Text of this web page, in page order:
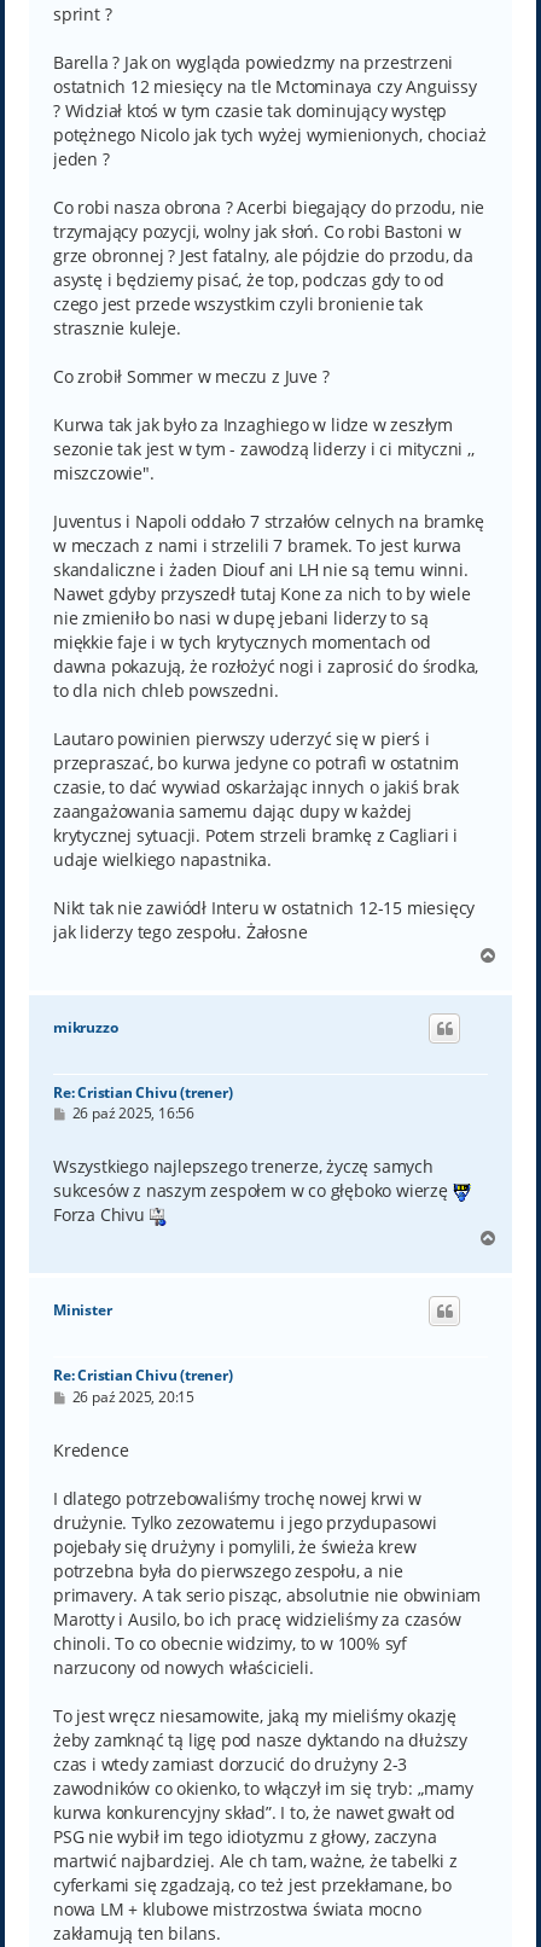
sprint ?
Barella ? Jak on wygląda powiedzmy na przestrzeni
ostatnich 12 miesięcy na tle Mctominaya czy Anguissy
? Widział ktoś w tym czasie tak dominujący występ
potężnego Nicolo jak tych wyżej wymienionych, chociaż
jeden ?
Co robi nasza obrona ? Acerbi biegający do przodu, nie
trzymający pozycji, wolny jak słoń. Co robi Bastoni w
grze obronnej ? Jest fatalny, ale pójdzie do przodu, da
asystę i będziemy pisać, że top, podczas gdy to od
czego jest przede wszystkim czyli bronienie tak
strasznie kuleje.
Co zrobił Sommer w meczu z Juve ?
Kurwa tak jak było za Inzaghiego w lidze w zeszłym
sezonie tak jest w tym - zawodzą liderzy i ci mityczni ,,
miszczowie".
Juventus i Napoli oddało 7 strzałów celnych na bramkę
w meczach z nami i strzelili 7 bramek. To jest kurwa
skandaliczne i żaden Diouf ani LH nie są temu winni.
Nawet gdyby przyszedł tutaj Kone za nich to by wiele
nie zmieniło bo nasi w dupę jebani liderzy to są
miękkie faje i w tych krytycznych momentach od
dawna pokazują, że rozłożyć nogi i zaprosić do środka,
to dla nich chleb powszedni.
Lautaro powinien pierwszy uderzyć się w pierś i
przepraszać, bo kurwa jedyne co potrafi w ostatnim
czasie, to dać wywiad oskarżając innych o jakiś brak
zaangażowania samemu dając dupy w każdej
krytycznej sytuacji. Potem strzeli bramkę z Cagliari i
udaje wielkiego napastnika.
Nikt tak nie zawiódł Interu w ostatnich 12-15 miesięcy
jak liderzy tego zespołu. Żałosne
g
mikruzzo
Re: Cristian Chivu (trener)
P
t
26 paź 2025, 16:56
Wszystkiego najlepszego trenerze, życzę samych
sukcesów z naszym zespołem w co głęboko wierzę
Forza Chivu
g
Minister
Re: Cristian Chivu (trener)
P
t
26 paź 2025, 20:15
Kredence
I dlatego potrzebowaliśmy trochę nowej krwi w
drużynie. Tylko zezowatemu i jego przydupasowi
pojebały się drużyny i pomylili, że świeża krew
potrzebna była do pierwszego zespołu, a nie
primavery. A tak serio pisząc, absolutnie nie obwiniam
Marotty i Ausilo, bo ich pracę widzieliśmy za czasów
chinoli. To co obecnie widzimy, to w 100% syf
narzucony od nowych właścicieli.
To jest wręcz niesamowite, jaką my mieliśmy okazję
żeby zamknąć tą ligę pod nasze dyktando na dłuższy
czas i wtedy zamiast dorzucić do drużyny 2-3
zawodników co okienko, to włączył im się tryb: „mamy
kurwa konkurencyjny skład”. I to, że nawet gwałt od
PSG nie wybił im tego idiotyzmu z głowy, zaczyna
martwić najbardziej. Ale ch tam, ważne, że tabelki z
cyferkami się zgadzają, co też jest przekłamane, bo
nowa LM + klubowe mistrzostwa świata mocno
zakłamują ten bilans.